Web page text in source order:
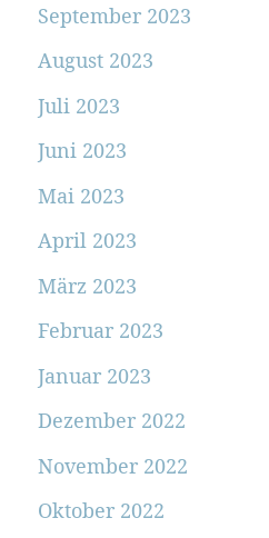
September 2023
August 2023
Juli 2023
Juni 2023
Mai 2023
April 2023
März 2023
Februar 2023
Januar 2023
Dezember 2022
November 2022
Oktober 2022